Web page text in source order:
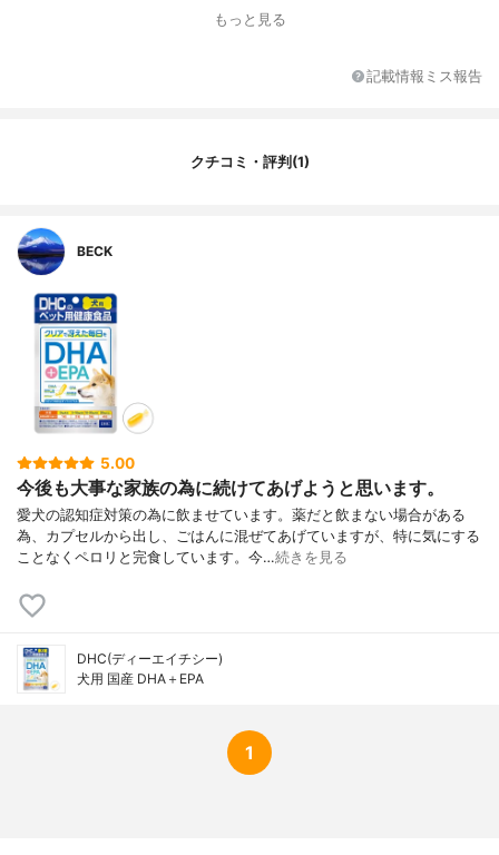
もっと見る
記載情報ミス報告
クチコミ・評判(1)
BECK
5.00
今後も大事な家族の為に続けてあげようと思います。
愛犬の認知症対策の為に飲ませています。薬だと飲まない場合がある
為、カプセルから出し、ごはんに混ぜてあげていますが、特に気にする
ことなくペロリと完食しています。今…続きを見る
DHC(ディーエイチシー)
犬用 国産 DHA＋EPA
1